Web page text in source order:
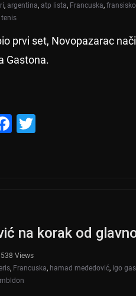
, argentina, atp lista, Francuska,
tenis
prvi set, Novopazarac
Gastona.
F
o
k
na korak od
Views
, Francuska, hamad međedović, igo